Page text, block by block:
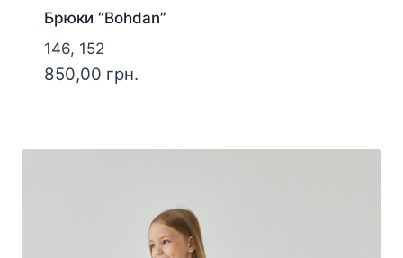
Брюки “Bohdan”
146, 152
850,00 грн.